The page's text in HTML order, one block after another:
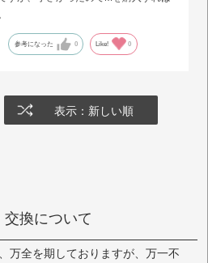
参考になった 0 Like! 0
表示：新しい順
交換について
万全を期しておりますが、万一不